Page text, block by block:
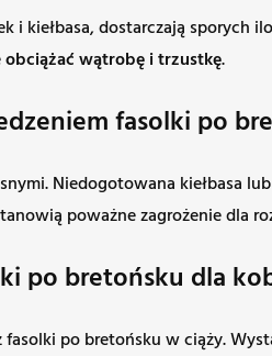
kiełbasa, dostarczają sporych
obciążać wątrobę i trzustkę.
fasolki po
Niedogotowana kiełbasa
poważne zagrożenie dla
po bretońsku dla
po bretońsku w ciąży.